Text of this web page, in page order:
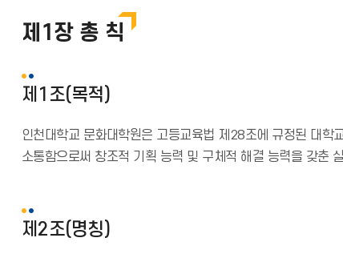
제1장 총 칙
제1조(목적)
인천대학교 문화대학원은 고등교육법 제28조에 규정된 대
소통함으로써 창조적 기획 능력 및 구체적 해결 능력을 갖춘
제2조(명칭)